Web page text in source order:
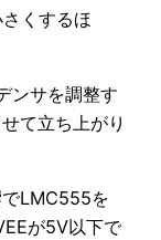
くするほ
ンサを調整す
て立ち上がり
LMC555を
が5V以下で